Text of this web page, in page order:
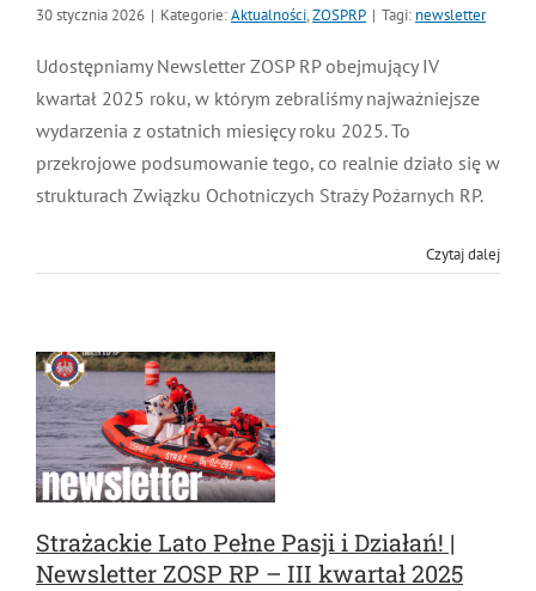
Media
OTWP
PNWM
Orkiestry
Sport
Floriany
Historia
Projekty
Poradnik
Sklep
100-lecie
30 stycznia 2026 | Kategorie:Aktualności,ZOSPRP | Tagi: newsletter
Udostępniamy Newsletter ZOSP RP obejmujący IV
kwartał 2025 roku, w którym zebraliśmy najważniejsze
wydarzenia z ostatnich miesięcy roku 2025. To
przekrojowe podsumowanie tego, co realnie działo się w
strukturach Związku Ochotniczych Straży Pożarnych RP.
Czytaj dalej
Strażackie Lato Pełne Pasji i Działań! |
Newsletter ZOSP RP – III kwartał 2025